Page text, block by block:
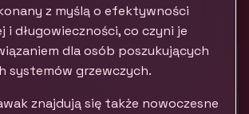
z myślą o efektywności
i długowieczności, co czyni je
dla osób poszukujących
systemów grzewczych.
znajdują się także nowoczesne